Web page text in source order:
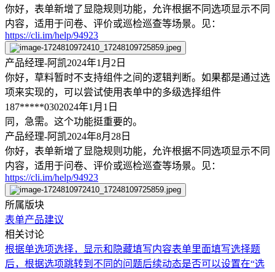
你好，表单新增了显隐规则功能，允许根据不同选项显示不同
内容，适用于问卷、评价或巡检巡查等场景。见：
https://cli.im/help/94923
产品经理-阿凯2024年1月2日
你好，草料暂时不支持组件之间的逻辑判断。如果都是通过选
项来实现的，可以尝试使用表单中的多级选择组件
187*****0302024年1月1日
同，急需。这个功能挺重要的。
产品经理-阿凯2024年8月28日
你好，表单新增了显隐规则功能，允许根据不同选项显示不同
内容，适用于问卷、评价或巡检巡查等场景。见：
https://cli.im/help/94923
所属版块
表单产品建议
相关讨论
根据单选项选择，显示和隐藏填写内容表单里面填写选择题
后，根据选项跳转到不同的问题后续动态是否可以设置在“选